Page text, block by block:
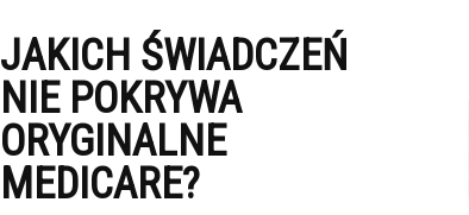
JAKICH ŚWIADCZEŃ
NIE POKRYWA
ORYGINALNE
MEDICARE?